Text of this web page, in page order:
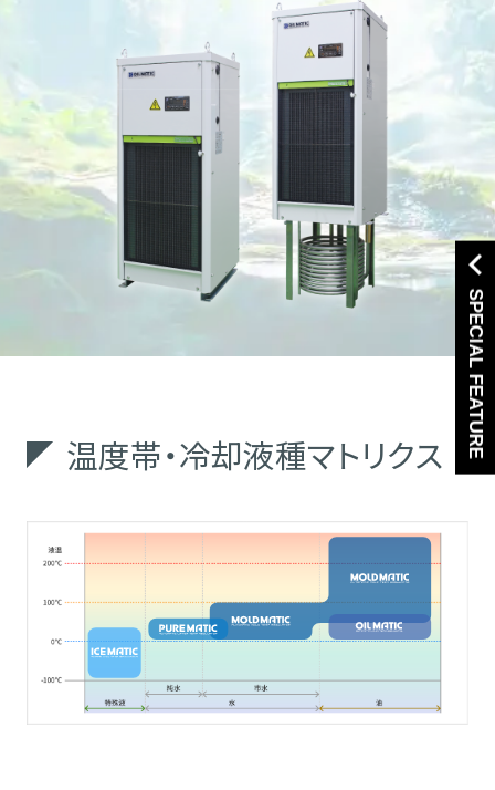
温度帯・冷却液種マトリクス SPECIAL FEATURE